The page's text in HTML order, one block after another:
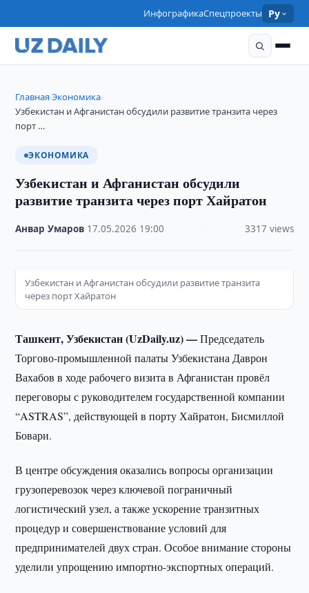
ИнфографикаСпецпроекты Ру
Главная›Экономика›
Узбекистан и Афганистан обсудили развитие транзита через
порт …
ЭКОНОМИКА
Узбекистан и Афганистан обсудили
развитие транзита через порт Хайратон
Анвар Умаров 17.05.2026 19:00 3317 views
Узбекистан и Афганистан обсудили развитие транзита
через порт Хайратон
Ташкент, Узбекистан (UzDaily.uz) —Председатель
Торгово-промышленной палаты Узбекистана Даврон
Вахабов в ходе рабочего визита в Афганистан провёл
переговоры с руководителем государственной компании
“ASTRAS”, действующей в порту Хайратон, Бисмиллой
Бовари.
В центре обсуждения оказались вопросы организации
грузоперевозок через ключевой пограничный
логистический узел, а также ускорение транзитных
процедур и совершенствование условий для
предпринимателей двух стран. Особое внимание стороны
уделили упрощению импортно-экспортных операций.